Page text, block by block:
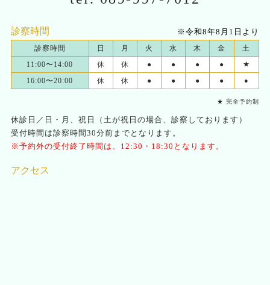
診察時間 ※令和8年8月1日より
診察時間 日 月 火 水 木 金
土
11:00〜14:00
休 休 ● ● ● ● ★
16:00〜20:00 休 休 ● ● ● ● ●
★ 完全予約制
休診日／日・月、祝日（土が祝日の場合、診察しております）
受付時間は診察時間30分前までとなります。
※予約外の受付終了時間は、12:30・18:30となります。
アクセス